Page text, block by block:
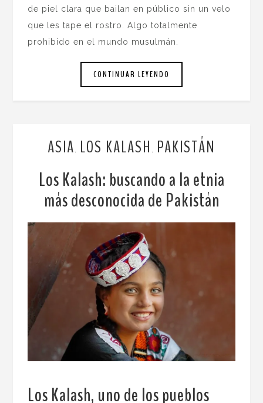
de piel clara que bailan en público sin un velo
que les tape el rostro. Algo totalmente
prohibido en el mundo musulmán.
CONTINUAR LEYENDO
ASIA LOS KALASH PAKISTÁN
Los Kalash: buscando a la etnia
más desconocida de Pakistán
Los Kalash, uno de los pueblos